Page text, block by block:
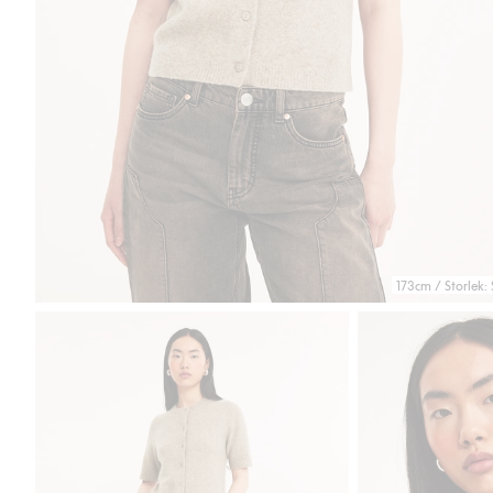
173cm / Storlek: